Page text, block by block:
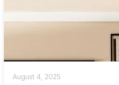
August 4, 2025